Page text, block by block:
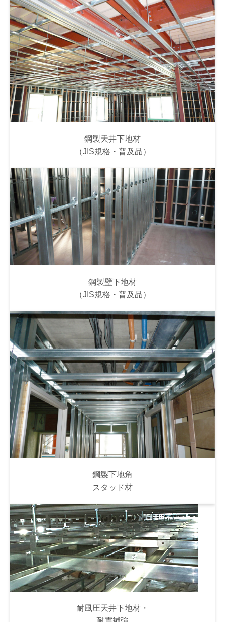
鋼製天井下地材
（JIS規格・普及品）
鋼製壁下地材
（JIS規格・普及品）
鋼製下地角
スタッド材
耐風圧天井下地材・